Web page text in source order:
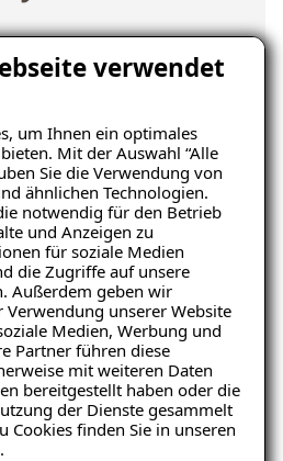
verwendet
um Ihnen ein optimales
Mit der Auswahl “Alle
Sie die Verwendung von
ähnlichen Technologien.
notwendig für den Betrieb
und Anzeigen zu
für soziale Medien
die Zugriffe auf unsere
Außerdem geben wir
unserer Website
Medien, Werbung und
Partner führen diese
mit weiteren Daten
bereitgestellt haben oder die
der Dienste gesammelt
Cookies finden Sie in unseren
.
Schaden?
Wohnraum